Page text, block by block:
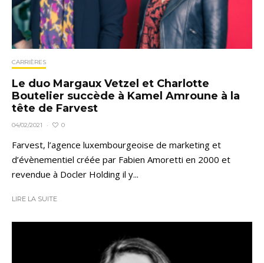
CARRIÈRES
Le duo Margaux Vetzel et Charlotte
Boutelier succède à Kamel Amroune à la
tête de Farvest
04/02/2021 · 0
Farvest, l’agence luxembourgeoise de marketing et
d’évènementiel créée par Fabien Amoretti en 2000 et
revendue à Docler Holding il y...
LIRE LA SUITE